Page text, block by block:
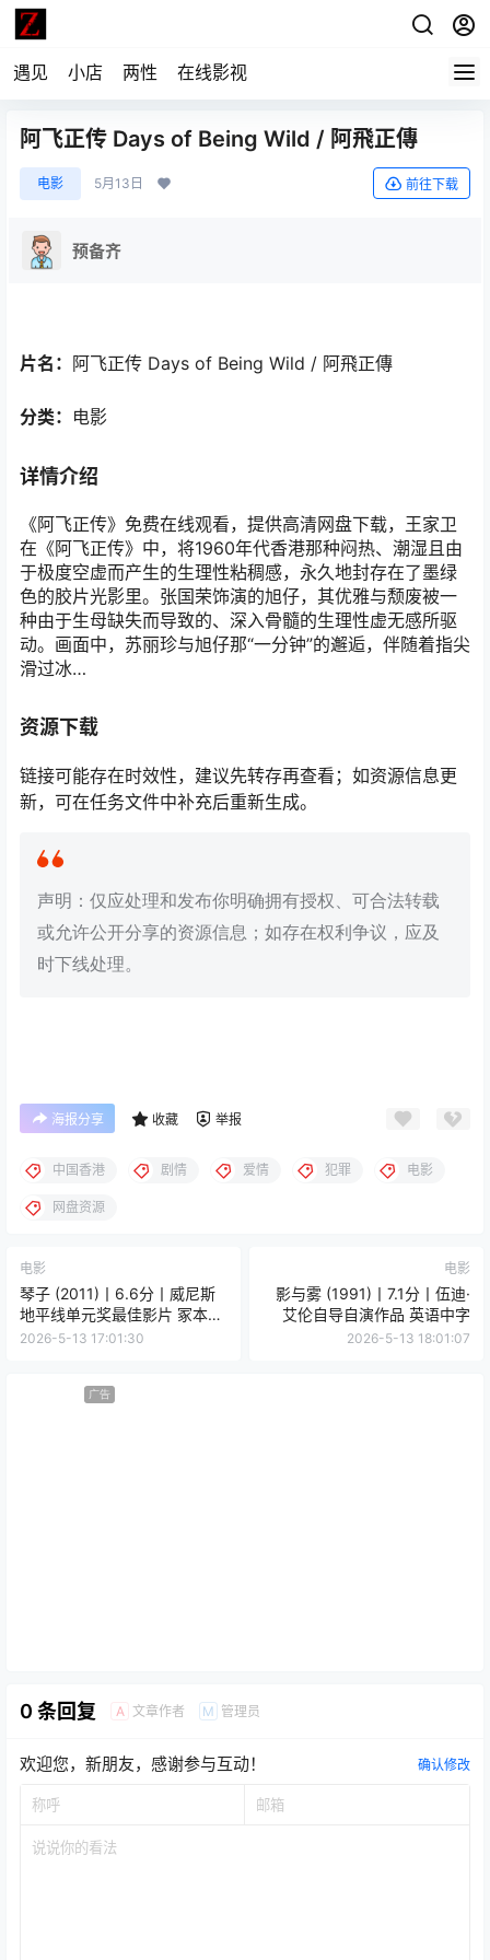
遇见 小店 两性 在线影视
阿飞正传 Days of Being Wild / 阿飛正傳
电影 5月13日 前往下载
预备齐
片名： 阿飞正传 Days of Being Wild / 阿飛正傳
分类： 电影
详情介绍
《阿飞正传》免费在线观看，提供高清网盘下载，王家卫
在《阿飞正传》中，将1960年代香港那种闷热、潮湿且由
于极度空虚而产生的生理性粘稠感，永久地封存在了墨绿
色的胶片光影里。张国荣饰演的旭仔，其优雅与颓废被一
种由于生母缺失而导致的、深入骨髓的生理性虚无感所驱
动。画面中，苏丽珍与旭仔那“一分钟”的邂逅，伴随着指尖
滑过冰…
资源下载
链接可能存在时效性，建议先转存再查看；如资源信息更
新，可在任务文件中补充后重新生成。
声明：仅应处理和发布你明确拥有授权、可合法转载
或允许公开分享的资源信息；如存在权利争议，应及
时下线处理。
海报分享 收藏 举报
中国香港 剧情 爱情 犯罪 电影
网盘资源
电影
琴子 (2011)丨6.6分丨威尼斯
地平线单元奖最佳影片 冢本晋
也导演作品 日语中字
2026-5-13 17:01:30
电影
影与雾 (1991)丨7.1分丨伍迪·
艾伦自导自演作品 英语中字
2026-5-13 18:01:07
广告
0 条回复 A 文章作者 M 管理员
欢迎您，新朋友，感谢参与互动！ 确认修改